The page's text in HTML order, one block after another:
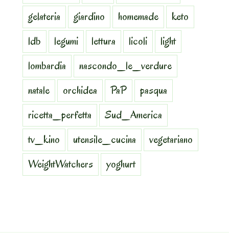
gelateria
giardino homemade
keto
ldb
legumi lettura licoli
light
lombardia
nascondo_le_verdure
natale
orchidea PaP
pasqua
ricetta_perfetta
Sud_America
tv_kino
utensile_cucina
vegetariano
WeightWatchers
yoghurt